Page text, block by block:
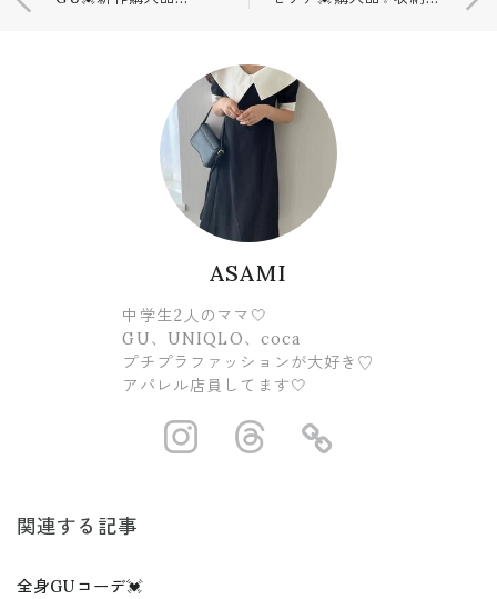
ASAMI
中学生2人のママ🤍
GU、UNIQLO、coca
プチプラファッションが大好き♡
アパレル店員してます🤍
https://https://
関連する記事
全身GUコーデ💓